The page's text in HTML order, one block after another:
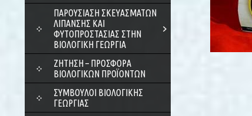
ΠΑΡΟΥΣΊΑΣΗ ΣΚΕΥΑΣΜΆΤΩΝ
ΛΊΠΑΝΣΗΣ ΚΑΙ
ΦΥΤΟΠΡΟΣΤΑΣΊΑΣ ΣΤΗΝ
ΒΙΟΛΟΓΙΚΉ ΓΕΩΡΓΊΑ
ΖΗΤΗΣΗ – ΠΡΟΣΦΟΡΑ
ΒΙΟΛΟΓΙΚΩΝ ΠΡΟΪΟΝΤΩΝ
ΣΎΜΒΟΥΛΟΙ ΒΙΟΛΟΓΙΚΉΣ
ΓΕΩΡΓΊΑΣ